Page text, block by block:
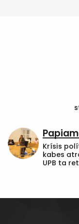
Krísis
kabes
UPB ta